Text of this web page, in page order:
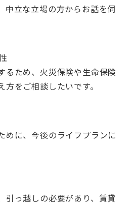
中立な立場の方からお話を伺
るため、火災保険や生命保険
をご相談したいです。
めに、今後のライフプランに
引っ越しの必要があり、賃貸